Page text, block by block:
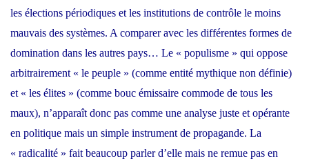
les élections périodiques et les institutions de contrôle le moins
mauvais des systèmes. A comparer avec les différentes formes de
domination dans les autres pays… Le « populisme » qui oppose
arbitrairement « le peuple » (comme entité mythique non définie)
et « les élites » (comme bouc émissaire commode de tous les
maux), n’apparaît donc pas comme une analyse juste et opérante
en politique mais un simple instrument de propagande. La
« radicalité » fait beaucoup parler d’elle mais ne remue pas en